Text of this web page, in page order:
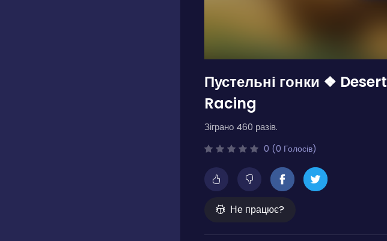
Пустельні гонки ❖ Desert
Racing
Зіграно 460 разів.
0 (0 Голосів)
Не працює?